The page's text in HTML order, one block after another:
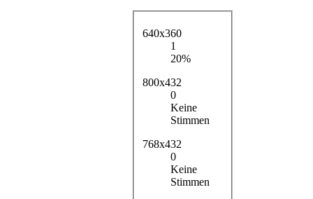
640x360
1
20%
800x432
0
Keine
Stimmen
768x432
0
Keine
Stimmen